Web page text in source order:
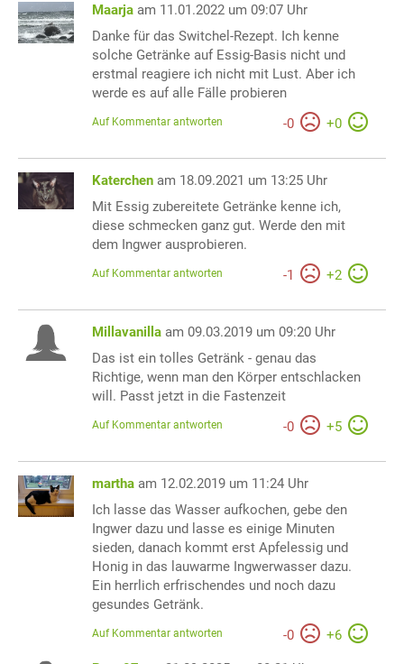
Maarja am 11.01.2022 um 09:07 Uhr
Danke für das Switchel-Rezept. Ich kenne
solche Getränke auf Essig-Basis nicht und
erstmal reagiere ich nicht mit Lust. Aber ich
werde es auf alle Fälle probieren
-0 +0
Auf Kommentar antworten
Katerchen am 18.09.2021 um 13:25 Uhr
Mit Essig zubereitete Getränke kenne ich,
diese schmecken ganz gut. Werde den mit
dem Ingwer ausprobieren.
-1 +2
Auf Kommentar antworten
Millavanilla am 09.03.2019 um 09:20 Uhr
Das ist ein tolles Getränk - genau das
Richtige, wenn man den Körper entschlacken
will. Passt jetzt in die Fastenzeit
-0 +5
Auf Kommentar antworten
martha am 12.02.2019 um 11:24 Uhr
Ich lasse das Wasser aufkochen, gebe den
Ingwer dazu und lasse es einige Minuten
sieden, danach kommt erst Apfelessig und
Honig in das lauwarme Ingwerwasser dazu.
Ein herrlich erfrischendes und noch dazu
gesundes Getränk.
-0 +6
Auf Kommentar antworten